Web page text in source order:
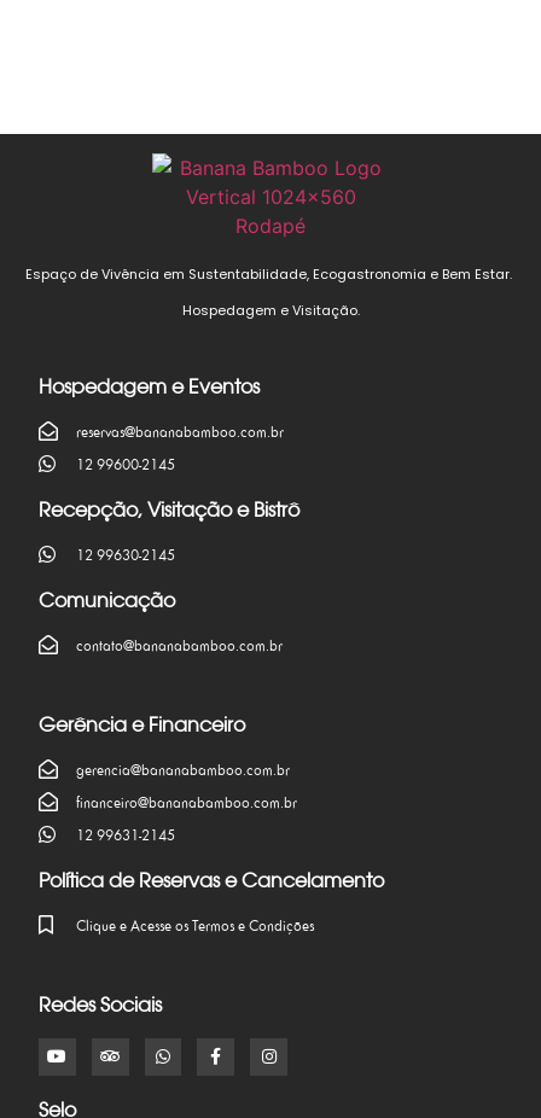
Espaço de Vivência em Sustentabilidade, Ecogastronomia e Bem Estar.
Hospedagem e Visitação.
Hospedagem e Eventos
reservas@bananabamboo.com.br
12 99600-2145
Recepção, Visitação e Bistrô
12 99630-2145
Comunicação
contato@bananabamboo.com.br
Gerência e Financeiro
gerencia@bananabamboo.com.br
financeiro@bananabamboo.com.br
12 99631-2145
Política de Reservas e Cancelamento
Clique e Acesse os Termos e Condições
Redes Sociais
Selo